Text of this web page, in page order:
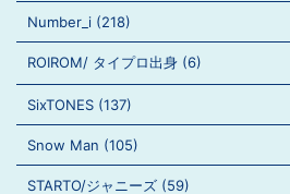
Number_i (218)
ROIROM/ タイプロ出身 (6)
SixTONES (137)
Snow Man (105)
STARTO/ジャニーズ (59)